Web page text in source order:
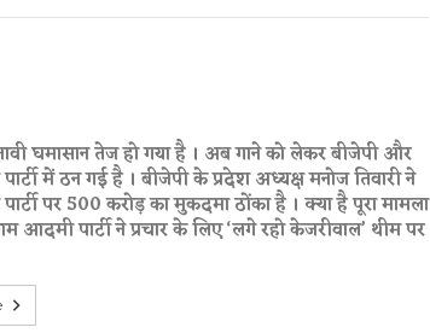
घमासान तेज हो गया है । अब गाने को लेकर बीजेपी और
में ठन गई है । बीजेपी के प्रदेश अध्यक्ष मनोज तिवारी ने
पर 500 करोड़ का मुकदमा ठोंका है । क्या है पूरा मामला
पार्टी ने प्रचार के लिए ‘लगे रहो केजरीवाल’ थीम पर